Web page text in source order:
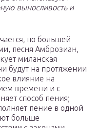
выносливость и
по большей
песня Амброзиан,
миланская
будут на протяжении
влияние на
времени и с
способ пения;
пение в одной
больше